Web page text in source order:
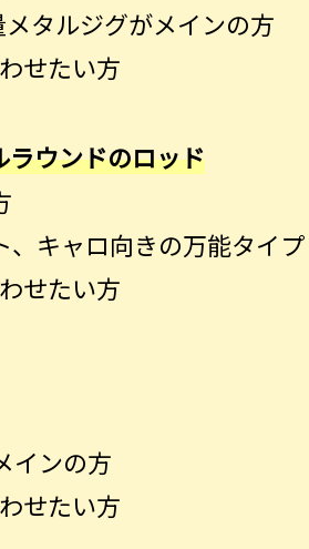
タルジグがメインの方
せたい方
ウンドのロッド
、キャロ向きの万能タイプ
せたい方
インの方
せたい方